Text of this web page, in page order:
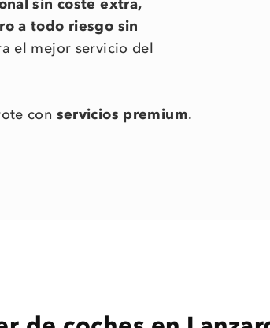
sin coste extra,
a todo riesgo sin
el mejor servicio del
con servicios premium.